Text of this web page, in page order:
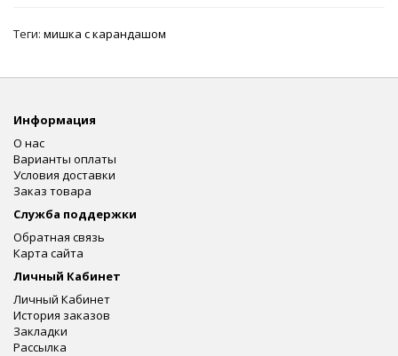
Теги: мишка с карандашом
Информация
О нас
Варианты оплаты
Условия доставки
Заказ товара
Служба поддержки
Обратная связь
Карта сайта
Личный Кабинет
Личный Кабинет
История заказов
Закладки
Рассылка